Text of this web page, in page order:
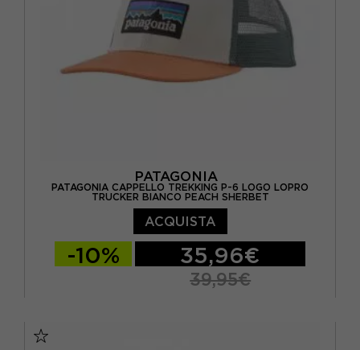
PATAGONIA
PATAGONIA CAPPELLO TREKKING P-6 LOGO LOPRO
TRUCKER BIANCO PEACH SHERBET
ACQUISTA
-10% 35,96€
39,95€